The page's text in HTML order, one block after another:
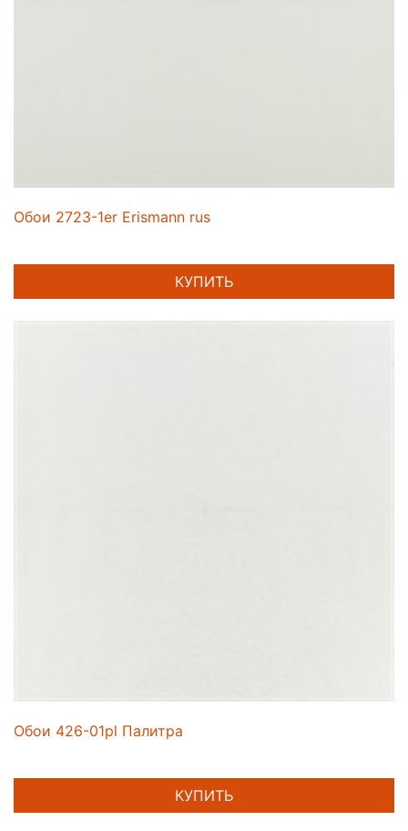
Обои 2723-1er Erismann rus
КУПИТЬ
Обои 426-01pl Палитра
КУПИТЬ